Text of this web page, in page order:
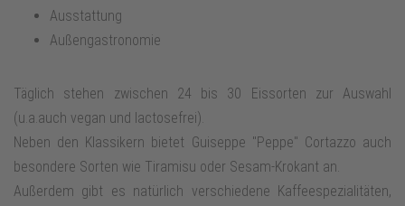
Ausstattung
Außengastronomie
Täglich stehen zwischen 24 bis 30 Eissorten zur Auswahl
(u.a.auch vegan und lactosefrei).
Neben den Klassikern bietet Guiseppe "Peppe" Cortazzo auch
besondere Sorten wie Tiramisu oder Sesam-Krokant an.
Außerdem gibt es natürlich verschiedene Kaffeespezialitäten,